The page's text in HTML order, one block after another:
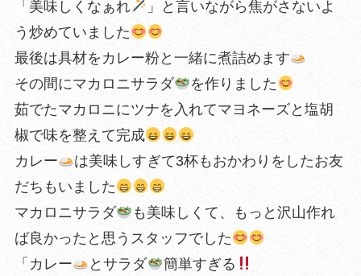
「美味しくなぁれ
」と言いながら焦がさないよ
う炒めていました
最後は具材をカレー粉と一緒に煮詰めます
その間にマカロニサラダ
を作りました
茹でたマカロニにツナを入れてマヨネーズと塩胡
椒で味を整えて完成
カレー
は美味しすぎて3杯もおかわりをしたお友
だちもいました
マカロニサラダ
も美味しくて、もっと沢山作れ
ば良かったと思うスタッフでした
「カレー
とサラダ
簡単すぎる